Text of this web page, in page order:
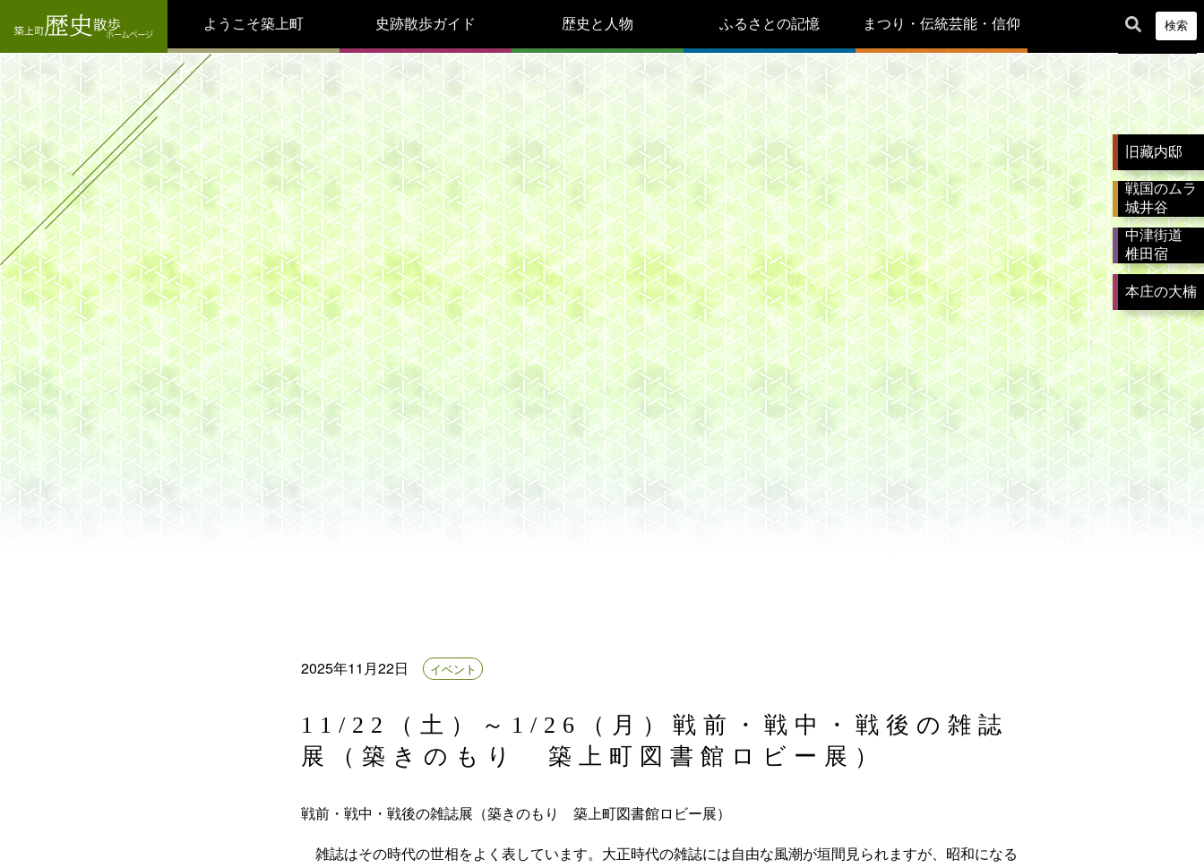
ようこそ築上町 史跡散歩ガイド 歴史と人物 ふるさとの記憶 まつり・伝統芸能・信仰 検索
2025年11月22日 イベント
11/22（土）～1/26（月）戦前・戦中・戦後の雑誌
展（築きのもり 築上町図書館ロビー展）
戦前・戦中・戦後の雑誌展（築きのもり 築上町図書館ロビー展）
雑誌はその時代の世相をよく表しています。大正時代の雑誌には自由な風潮が垣間見られますが、昭和になる
旧藏内邸
戦国のムラ
城井谷
中津街道
椎田宿
本庄の大楠